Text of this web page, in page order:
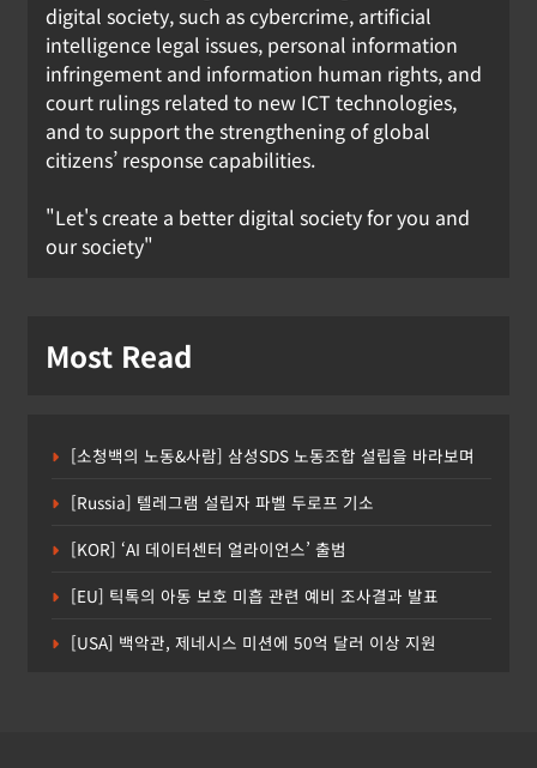
digital society, such as cybercrime, artificial
intelligence legal issues, personal information
infringement and information human rights, and
court rulings related to new ICT technologies,
and to support the strengthening of global
citizens’ response capabilities.
"Let's create a better digital society for you and
our society"
Most Read
[소청백의 노동&사람] 삼성SDS 노동조합 설립을 바라보며
[Russia] 텔레그램 설립자 파벨 두로프 기소
[KOR] ‘AI 데이터센터 얼라이언스’ 출범
[EU] 틱톡의 아동 보호 미흡 관련 예비 조사결과 발표
[USA] 백악관, 제네시스 미션에 50억 달러 이상 지원